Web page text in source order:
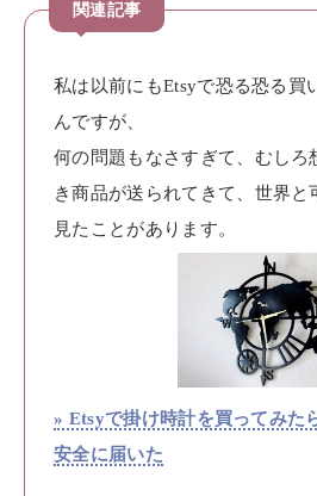
私は以前にもEtsyで恐る恐る買
んですが、
何の問題もなさすぎて、むしろ
き商品が送られてきて、世界と
見たことがあります。
» Etsyで掛け時計を買ってみた
安全に届いた